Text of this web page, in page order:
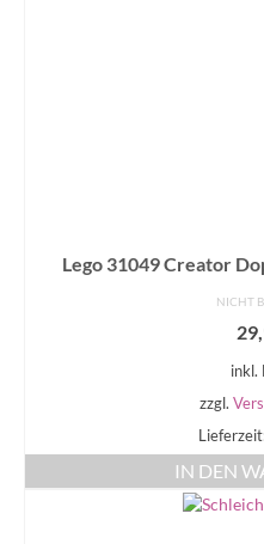
Lego 31049 Creator
NICHT
inkl.
zzgl.
IN DEN